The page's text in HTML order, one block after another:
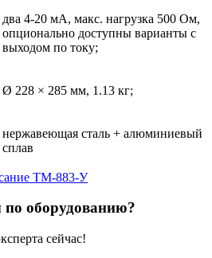
два 4-20 мА, макс. нагрузка 500 Ом,
опционально доступны варианты с
выходом по току;
Ø 228 × 285 мм, 1.13 кг;
нержавеющая сталь + алюминиевый
сплав
ТМ-883-У
оборудованию?
сейчас!